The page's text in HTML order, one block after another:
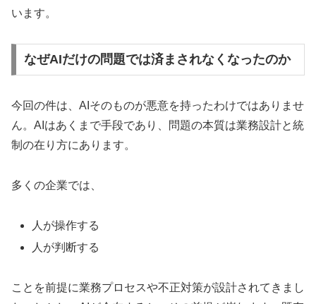
います。
なぜAIだけの問題では済まされなくなったのか
今回の件は、AIそのものが悪意を持ったわけではありませ
ん。AIはあくまで手段であり、問題の本質は業務設計と統
制の在り方にあります。
多くの企業では、
人が操作する
人が判断する
ことを前提に業務プロセスや不正対策が設計されてきまし